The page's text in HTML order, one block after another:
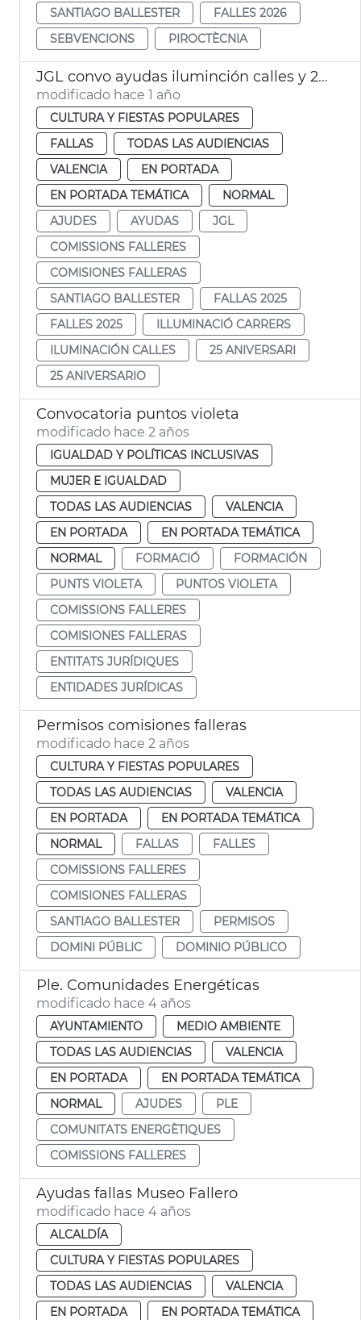
SANTIAGO BALLESTER
FALLES 2026
SEBVENCIONS
PIROCTÈCNIA
JGL convo ayudas iluminción calles y 25 aniversario fallas
modificado hace 1 año
CULTURA Y FIESTAS POPULARES
FALLAS
TODAS LAS AUDIENCIAS
VALENCIA
EN PORTADA
EN PORTADA TEMÁTICA
NORMAL
AJUDES
AYUDAS
JGL
COMISSIONS FALLERES
COMISIONES FALLERAS
SANTIAGO BALLESTER
FALLAS 2025
FALLES 2025
ILLUMINACIÓ CARRERS
ILUMINACIÓN CALLES
25 ANIVERSARI
25 ANIVERSARIO
Convocatoria puntos violeta
modificado hace 2 años
IGUALDAD Y POLÍTICAS INCLUSIVAS
MUJER E IGUALDAD
TODAS LAS AUDIENCIAS
VALENCIA
EN PORTADA
EN PORTADA TEMÁTICA
NORMAL
FORMACIÓ
FORMACIÓN
PUNTS VIOLETA
PUNTOS VIOLETA
COMISSIONS FALLERES
COMISIONES FALLERAS
ENTITATS JURÍDIQUES
ENTIDADES JURÍDICAS
Permisos comisiones falleras
modificado hace 2 años
CULTURA Y FIESTAS POPULARES
TODAS LAS AUDIENCIAS
VALENCIA
EN PORTADA
EN PORTADA TEMÁTICA
NORMAL
FALLAS
FALLES
COMISSIONS FALLERES
COMISIONES FALLERAS
SANTIAGO BALLESTER
PERMISOS
DOMINI PÚBLIC
DOMINIO PÚBLICO
Ple. Comunidades Energéticas
modificado hace 4 años
AYUNTAMIENTO
MEDIO AMBIENTE
TODAS LAS AUDIENCIAS
VALENCIA
EN PORTADA
EN PORTADA TEMÁTICA
NORMAL
AJUDES
PLE
COMUNITATS ENERGÈTIQUES
COMISSIONS FALLERES
Ayudas fallas Museo Fallero
modificado hace 4 años
ALCALDÍA
CULTURA Y FIESTAS POPULARES
TODAS LAS AUDIENCIAS
VALENCIA
EN PORTADA
EN PORTADA TEMÁTICA